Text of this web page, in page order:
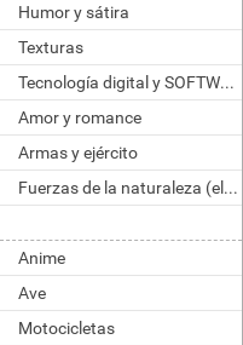
Humor y sátira
Texturas
Tecnología digital y SOFTWARE
Amor y romance
Armas y ejército
Fuerzas de la naturaleza (elemento)
Anime
Ave
Motocicletas